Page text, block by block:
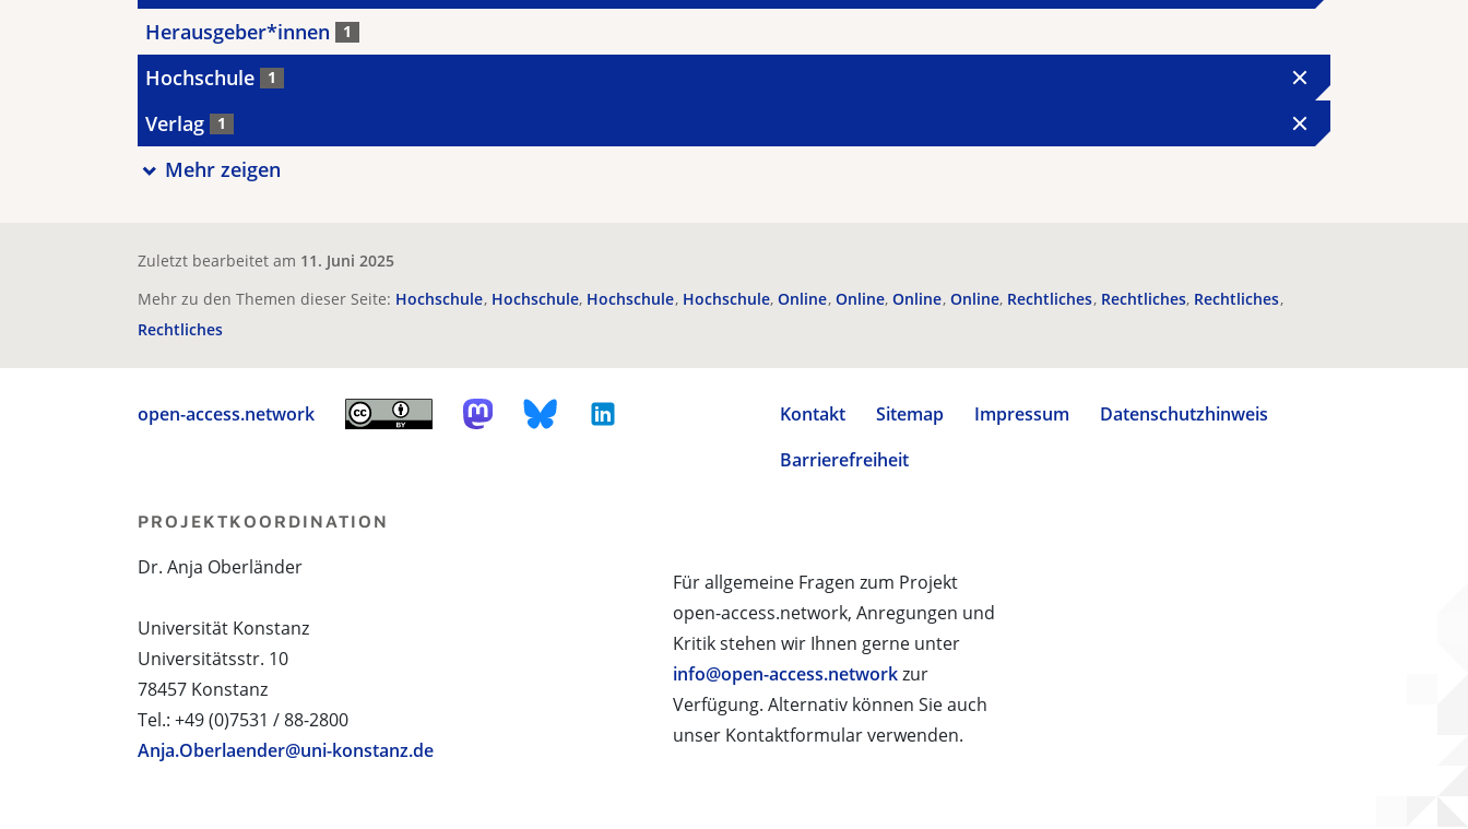
Herausgeber*innen 1
Hochschule 1
Verlag 1
Mehr zeigen
Zuletzt bearbeitet am 11. Juni 2025
Mehr zu den Themen dieser Seite: Hochschule Hochschule Hochschule Hochschule Online Online Online Online Rechtliches Rechtliches Rechtliches
Rechtliches
open-access.network Kontakt Sitemap Impressum
Datenschutzhinweis
Barrierefreiheit
Für allgemeine Fragen zum Projekt
open-access.network, Anregungen und
Kritik stehen wir Ihnen gerne unter
info@open-access.networkzur
Verfügung. Alternativ können Sie auch
unser Kontaktformular verwenden.
PROJEKTKOORDINATION
Dr. Anja Oberländer
Universität Konstanz
Universitätsstr. 10
78457 Konstanz
Tel.: +49 (0)7531 / 88-2800
Anja.Oberlaender@uni-konstanz.de